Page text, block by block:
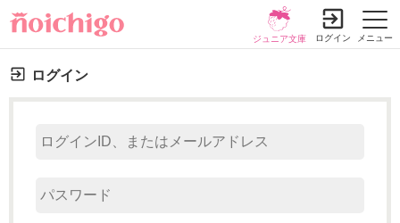
メニュー
ジュニア文庫 ログイン
ログイン